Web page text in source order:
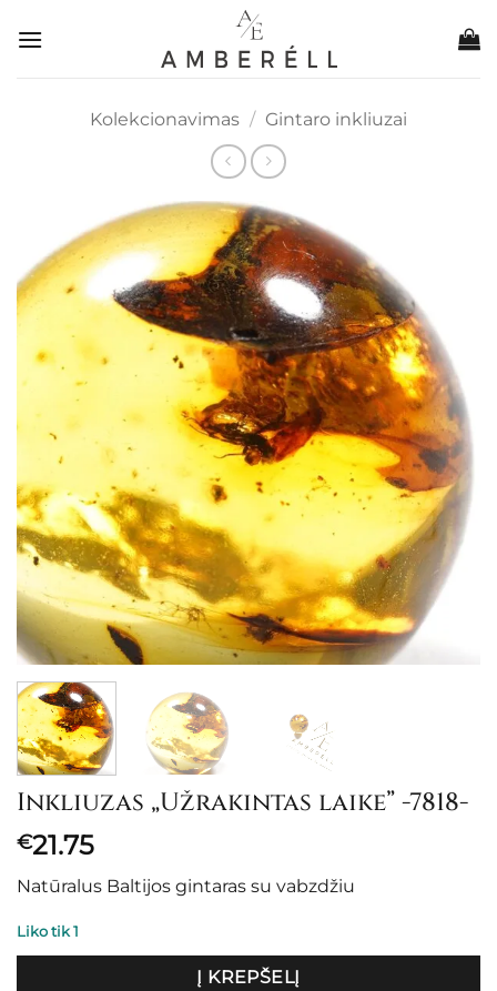
Kolekcionavimas / Gintaro inkliuzai
Inkliuzas „Užrakintas laike” -7818-
€21.75
Natūralus Baltijos gintaras su vabzdžiu
Liko tik 1
Į KREPŠELĮ